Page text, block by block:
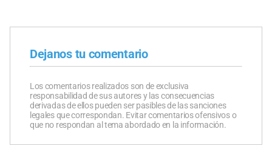
Dejanos tu comentario
Los comentarios realizados son de exclusiva
responsabilidad de sus autores y las consecuencias
derivadas de ellos pueden ser pasibles de las sanciones
legales que correspondan. Evitar comentarios ofensivos o
que no respondan al tema abordado en la información.